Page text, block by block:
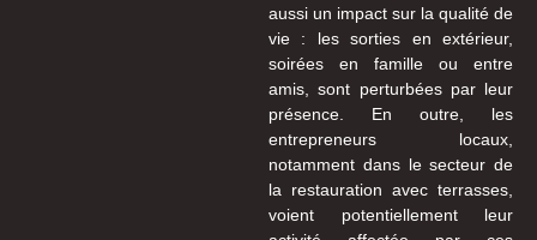
aussi un impact sur la qualité de
vie : les sorties en extérieur,
soirées en famille ou entre
amis, sont perturbées par leur
présence. En outre, les
entrepreneurs locaux,
notamment dans le secteur de
la restauration avec terrasses,
voient potentiellement leur